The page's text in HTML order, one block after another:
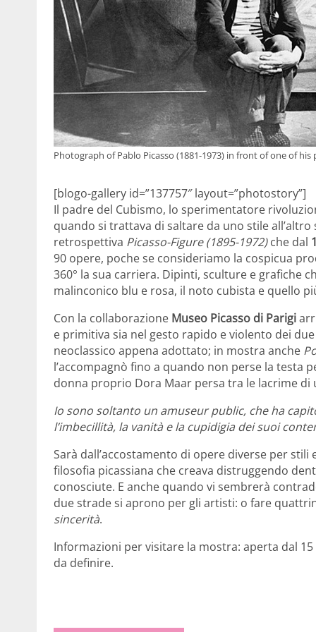
Photograph of Pablo Picasso (1881-1973) in front of one of his
[blogo-gallery id=”137757″ layout=”photostory”]
Il padre del Cubismo, lo sperimentatore
quando si trattava di saltare da uno stile
retrospettiva Picasso-Figure (1895-1972)che dal
90 opere, poche se consideriamo la cospicua
360° la sua carriera. Dipinti, sculture e grafiche
malinconico blu e rosa, il noto cubista e quello
Con la collaborazione Museo Picasso di Parigi
e primitiva sia nel gesto rapido e violento dei
neoclassico appena adottato; in mostra anche
l’accompagnò fino a quando non perse la testa
donna proprio Dora Maar persa tra le lacrime di
Io sono soltanto un amuseur public, che ha
l’imbecillità, la vanità e la cupidigia dei suoi
Sarà dall’accostamento di opere diverse per
filosofia picassiana che creava distruggendo
conosciute. E anche quando vi sembrerà
due strade si aprono per gli artisti: o fare
sincerità.
Informazioni per visitare la mostra: aperta dal
da definire.